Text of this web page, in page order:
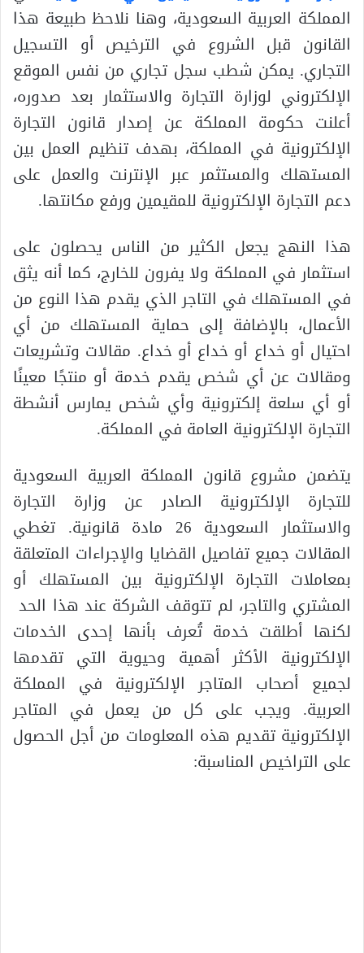
المملكة العربية السعودية، وهنا نلاحظ طبيعة هذا
القانون قبل الشروع في الترخيص أو التسجيل
التجاري. يمكن شطب سجل تجاري من نفس الموقع
الإلكتروني لوزارة التجارة والاستثمار بعد صدوره،
أعلنت حكومة المملكة عن إصدار قانون التجارة
الإلكترونية في المملكة، بهدف تنظيم العمل بين
المستهلك والمستثمر عبر الإنترنت والعمل على
دعم التجارة الإلكترونية للمقيمين ورفع مكانتها.
هذا النهج يجعل الكثير من الناس يحصلون على
استثمار في المملكة ولا يفرون للخارج، كما أنه يثق
في المستهلك في التاجر الذي يقدم هذا النوع من
الأعمال، بالإضافة إلى حماية المستهلك من أي
احتيال أو خداع أو خداع أو خداع. مقالات وتشريعات
ومقالات عن أي شخص يقدم خدمة أو منتجًا معينًا
أو أي سلعة إلكترونية وأي شخص يمارس أنشطة
التجارة الإلكترونية العامة في المملكة.
يتضمن مشروع قانون المملكة العربية السعودية
للتجارة الإلكترونية الصادر عن وزارة التجارة
والاستثمار السعودية 26 مادة قانونية. تغطي
المقالات جميع تفاصيل القضايا والإجراءات المتعلقة
بمعاملات التجارة الإلكترونية بين المستهلك أو
المشتري والتاجر، لم تتوقف الشركة عند هذا الحد
لكنها أطلقت خدمة تُعرف بأنها إحدى الخدمات
الإلكترونية الأكثر أهمية وحيوية التي تقدمها
لجميع أصحاب المتاجر الإلكترونية في المملكة
العربية. ويجب على كل من يعمل في المتاجر
الإلكترونية تقديم هذه المعلومات من أجل الحصول
على التراخيص المناسبة: